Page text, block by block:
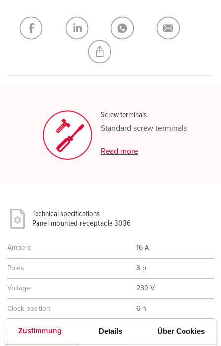
Zustimmung Details Über Cookies
My list ADD
CREATE A NEW LIST
Screw terminals
Standard screw terminals
Read more
Technical specifications
Panel mounted receptacle 3036
Ampere 16 A
Poles 3 p
Voltage 230 V
Clock position 6 h
Hertz 50-60 Hz